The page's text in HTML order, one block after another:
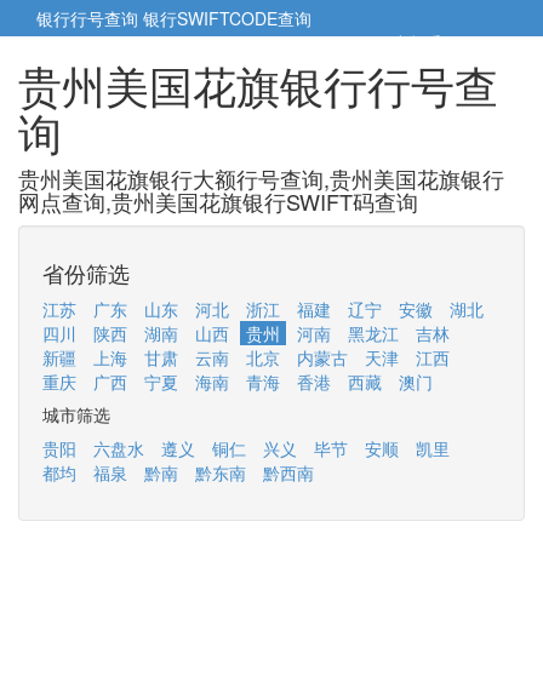
银行行号查询 银行SWIFTCODE查询
5cm小帮手5cm.cn
贵州美国花旗银行行号查
询
贵州美国花旗银行大额行号查询,贵州美国花旗银行
网点查询,贵州美国花旗银行SWIFT码查询
省份筛选
江苏 广东 山东 河北 浙江 福建 辽宁 安徽
湖北
四川
陕西 湖南 山西 贵州 河南 黑龙江
吉林
新疆
上海 甘肃 云南 北京 内蒙古 天津
江西
重庆
广西 宁夏 海南 青海 香港 西藏
澳门
城市筛选
贵阳
六盘水 遵义 铜仁 兴义 毕节 安顺
凯里
都均
福泉 黔南 黔东南 黔西南